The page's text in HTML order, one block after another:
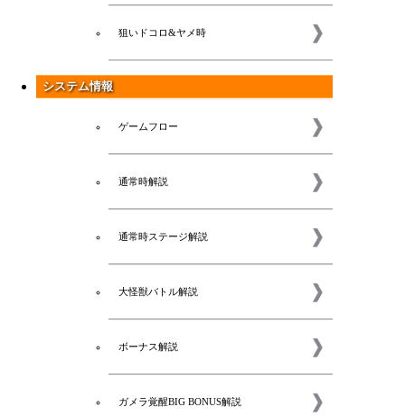
狙いドコロ&ヤメ時
システム情報
ゲームフロー
通常時解説
通常時ステージ解説
大怪獣バトル解説
ボーナス解説
ガメラ覚醒BIG BONUS解説